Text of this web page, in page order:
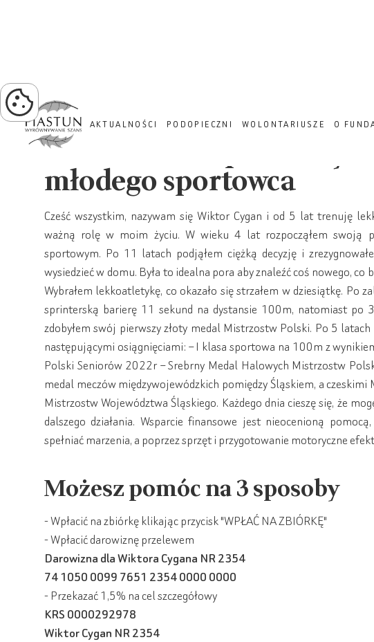
AKTUALNOŚCI PODOPIECZNI WOLONTARIUSZE O
Zbiórka dla: Spełniamy
młodego sportowca
Cześć wszystkim, nazywam się Wiktor Cygan i od 5 lat trenuję
ważną rolę w moim życiu. W wieku 4 lat rozpocząłem swoją
sportowym. Po 11 latach podjąłem ciężką decyzję i
wysiedzieć w domu. Była to idealna pora aby znaleźć coś nowego,
Wybrałem lekkoatletykę, co okazało się strzałem w dziesiątkę. Po
sprinterską barierę 11 sekund na dystansie 100m, natomiast po
zdobyłem swój pierwszy złoty medal Mistrzostw Polski. Po 5
następującymi osiągnięciami: – I klasa sportowa na 100m z
Polski Seniorów 2022r – Srebrny Medal Halowych Mistrzostw
medal meczów międzywojewódzkich pomiędzy Śląskiem, a
Mistrzostw Województwa Śląskiego. Każdego dnia cieszę się, że
dalszego działania. Wsparcie finansowe jest nieocenioną
spełniać marzenia, a poprzez sprzęt i przygotowanie motoryczne
Możesz pomóc na 3 sposoby
- Wpłacić na zbiórkę klikając przycisk "WPŁAĆ NA ZBIÓRKĘ"
- Wpłacić darowiznę przelewem
Darowizna dla Wiktora Cygana NR 2354
74 1050 0099 7651 2354 0000 0000
- Przekazać 1,5% na cel szczegółowy
KRS 0000292978
Wiktor Cygan NR 2354